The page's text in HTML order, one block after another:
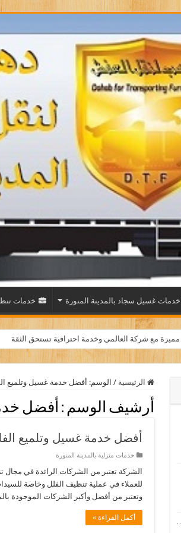
خدمات غسيل سجاد بالمدينة المنورة خدمات
مع شركة العالمي وخدمة احترافية تستحق الثقة
الرئيسية / الوسم: أفضل خدمة غسيل وتلميع
أرشيف الوسم : أفضل
أفضل خدمة غسيل وتلميع
خدمات منزلية بالمدينة المنورة
الشركة تعتبر من الشركات الرائدة في مجال
للعملاء في عملية تنظيف الفلل وخاصة
وتعتبر من أفضل وأكبر الشركات الموجودة
أكمل القراءة »